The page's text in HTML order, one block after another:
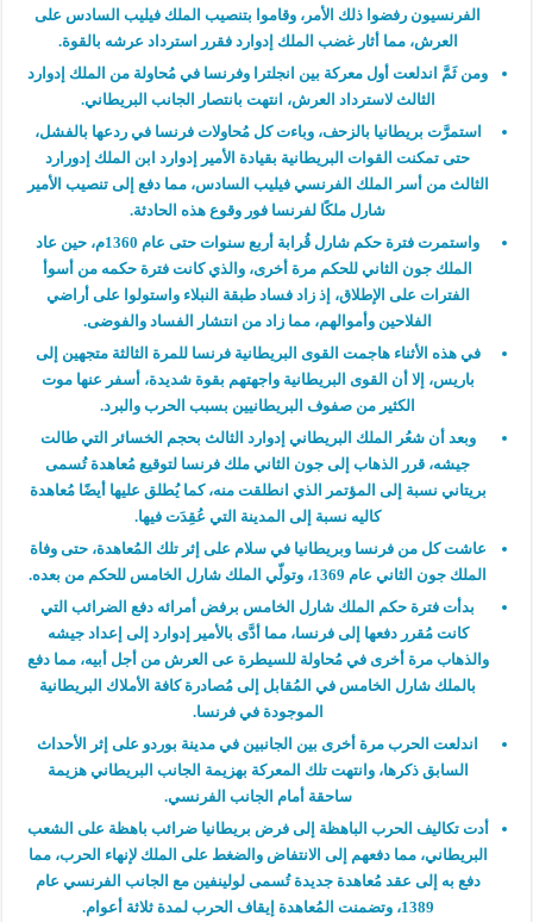
الفرنسيون رفضوا ذلك الأمر، وقاموا بتنصيب الملك فيليب السادس على
العرش، مما أثار غضب الملك إدوارد فقرر استرداد عرشه بالقوة.
ومن ثَمَّ اندلعت أول معركة بين انجلترا وفرنسا في مُحاولة من الملك إدوارد
الثالث لاسترداد العرش، انتهت بانتصار الجانب البريطاني.
استمرَّت بريطانيا بالزحف، وباءت كل مُحاولات فرنسا في ردعها بالفشل،
حتى تمكنت القوات البريطانية بقيادة الأمير إدوارد ابن الملك إدورارد
الثالث من أسر الملك الفرنسي فيليب السادس، مما دفع إلى تنصيب الأمير
شارل ملكًا لفرنسا فور وقوع هذه الحادثة.
واستمرت فترة حكم شارل قُرابة أربع سنوات حتى عام 1360م، حين عاد
الملك جون الثاني للحكم مرة أخرى، والذي كانت فترة حكمه من أسوأ
الفترات على الإطلاق، إذ زاد فساد طبقة النبلاء واستولوا على أراضي
الفلاحين وأموالهم، مما زاد من انتشار الفساد والفوضى.
في هذه الأثناء هاجمت القوى البريطانية فرنسا للمرة الثالثة متجهين إلى
باريس، إلا أن القوى البريطانية واجهتهم بقوة شديدة، أسفر عنها موت
الكثير من صفوف البريطانيين بسبب الحرب والبرد.
وبعد أن شعُر الملك البريطاني إدوارد الثالث بحجم الخسائر التي طالت
جيشه، قرر الذهاب إلى جون الثاني ملك فرنسا لتوقيع مُعاهدة تُسمى
بريتاني نسبة إلى المؤتمر الذي انطلقت منه، كما يُطلق عليها أيضًا مُعاهدة
كاليه نسبة إلى المدينة التي عُقِدَت فيها.
عاشت كل من فرنسا وبريطانيا في سلام على إثر تلك المُعاهدة، حتى وفاة
الملك جون الثاني عام 1369، وتولّي الملك شارل الخامس للحكم من بعده.
بدأت فترة حكم الملك شارل الخامس برفض أمرائه دفع الضرائب التي
كانت مُقرر دفعها إلى فرنسا، مما أدَّى بالأمير إدوارد إلى إعداد جيشه
والذهاب مرة أخرى في مُحاولة للسيطرة عى العرش من أجل أبيه، مما دفع
بالملك شارل الخامس في المُقابل إلى مُصادرة كافة الأملاك البريطانية
الموجودة في فرنسا.
اندلعت الحرب مرة أخرى بين الجانبين في مدينة بوردو على إثر الأحداث
السابق ذكرها، وانتهت تلك المعركة بهزيمة الجانب البريطاني هزيمة
ساحقة أمام الجانب الفرنسي.
أدت تكاليف الحرب الباهظة إلى فرض بريطانيا ضرائب باهظة على الشعب
البريطاني، مما دفعهم إلى الانتفاض والضغط على الملك لإنهاء الحرب، مما
دفع به إلى عقد مُعاهدة جديدة تُسمى لولينفين مع الجانب الفرنسي عام
1389، وتضمنت المُعاهدة إيقاف الحرب لمدة ثلاثة أعوام.